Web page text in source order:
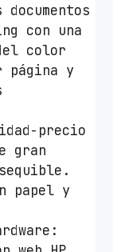
con una
color
página y
precio
gran
papel y